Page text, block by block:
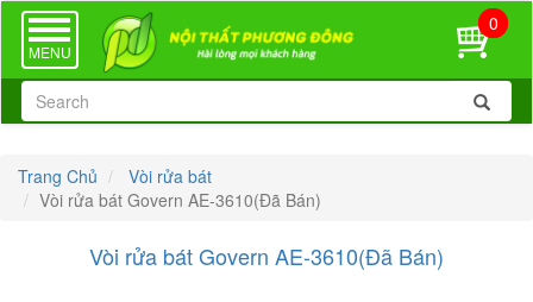
TOGGLE
NAVIGATION
MENU
0
Trang Chủ
Vòi rửa bát
Vòi rửa bát Govern AE-3610(Đã Bán)
Vòi rửa bát Govern AE-3610(Đã Bán)